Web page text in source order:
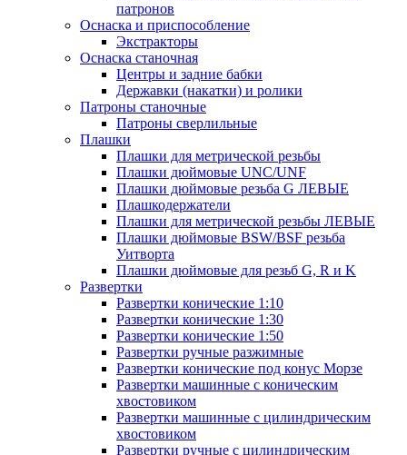
патронов
Оснаска и приспособление
Экстракторы
Оснаска станочная
Центры и задние бабки
Державки (накатки) и ролики
Патроны станочные
Патроны сверлильные
Плашки
Плашки для метрической резьбы
Плашки дюймовые UNC/UNF
Плашки дюймовые резьба G ЛЕВЫЕ
Плашкодержатели
Плашки для метрической резьбы ЛЕВЫЕ
Плашки дюймовые BSW/BSF резьба
Уитворта
Плашки дюймовые для резьб G, R и K
Развертки
Развертки конические 1:10
Развертки конические 1:30
Развертки конические 1:50
Развертки ручные разжимные
Развертки конические под конус Морзе
Развертки машинные с коническим
хвостовиком
Развертки машинные с цилиндрическим
хвостовиком
Развертки ручные с цилиндрическим